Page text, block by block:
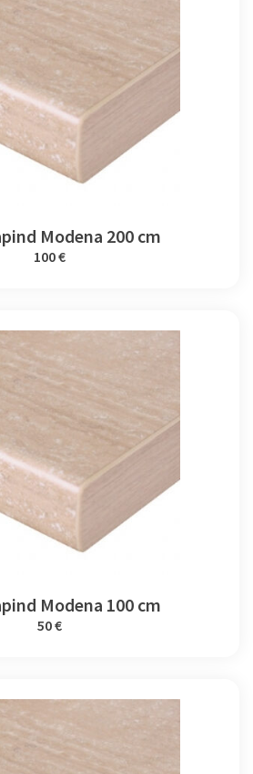
Modena 200 cm
100 €
Modena 100 cm
50 €